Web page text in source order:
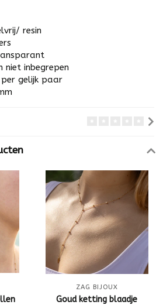
resin
niet inbegrepen
gelijk paar
ZAG BIJOUX
Goud ketting blaadje